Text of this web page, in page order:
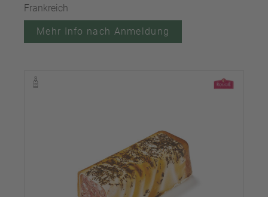
Frankreich
Mehr Info nach Anmeldung